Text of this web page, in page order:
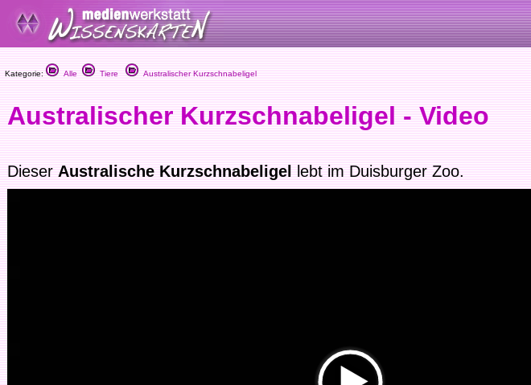
Kategorie: Alle Tiere Australischer Kurzschnabeligel
Australischer Kurzschnabeligel - Video
DieserAustralische Kurzschnabeligellebt im Duisburger Zoo.